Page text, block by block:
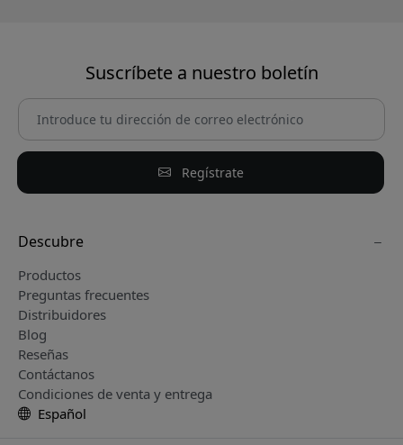
Suscríbete a nuestro boletín
Regístrate
Descubre
Productos
Preguntas frecuentes
Distribuidores
Blog
Reseñas
Contáctanos
Condiciones de venta y entrega
Español